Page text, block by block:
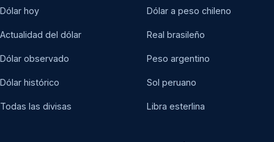
Dólar hoy
Actualidad del dólar
Dólar observado
Dólar histórico
Todas las divisas
Dólar a peso chileno
Real brasileño
Peso argentino
Sol peruano
Libra esterlina